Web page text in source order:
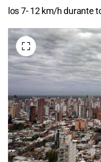
los 7- 12 km/h durante